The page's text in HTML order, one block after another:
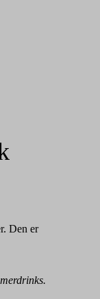
Den er